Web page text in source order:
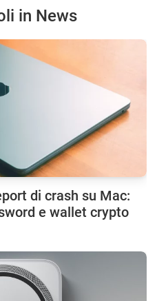
in News
di crash su Mac:
e wallet crypto